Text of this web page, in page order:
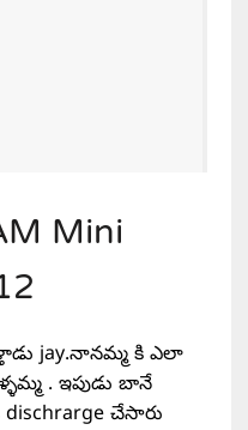
Mini
jay.నానమ్మ కి ఎలా
. ఇపుడు బానే
dischrarge చేసారు